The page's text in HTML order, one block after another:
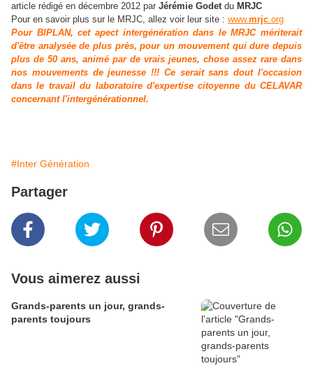
article rédigé en décembre 2012 par Jérémie Godetdu MRJC
Pour en savoir plus sur le MRJC, allez voir leur site : www.mrjc.org
Pour BIPLAN, cet apect intergénération dans le MRJC mériterait
d'être analysée de plus près, pour un mouvement qui dure depuis
plus de 50 ans, animé par de vrais jeunes, chose assez rare dans
nos mouvements de jeunesse !!! Ce serait sans dout l'occasion
dans le travail du laboratoire d'expertise citoyenne du CELAVAR
concernant l'intergénérationnel.
#Inter Génération
Partager
Vous aimerez aussi
Grands-parents un jour, grands-
parents toujours